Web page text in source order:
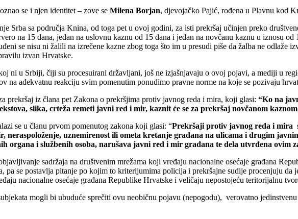
se i njen identitet – zove se Milena Borjan, djevojačko Pajić, rođena u Plavnu kod
Srba sa područja Knina, od toga pet u ovoj godini, za isti prekršaj učinjen preko
na 15 dana, jedan na uslovnu kaznu od 15 dana i jedan na novčanu kaznu u iznosu
se nisu ni žalili na izrečene kazne zbog toga što im u presudi piše da žalba ne odlaže
izvan Hrvatske.
ni u Srbiji, čiji su procesuirani državljani, još ne izjašnjavaju o ovoj pojavi, a mediji u
na adekvatnu reakciju svim pomenutim ponudimo pravne norme na koje se pozivaju
prekršaj iz člana pet Zakona o prekršjima protiv javnog reda i mira, koji glasi: “Ko na
slika, crteža remeti javni red i mir, kaznit će se za prekršaj novčanom
se u članu prvom pomenutog zakona koji glasi: “Prekršaji protiv javnog reda i mira
neraspoloženje, uznemirenost ili ometa kretanje građana na ulicama i drugim
organa i službenih osoba, narušava javni red i mir građana te dela utvrđena ovim
sadržaja na društvenim mrežama koji vređaju nacionalne osećaje građana
pa se postavlja pitanje po kojim to kriterijumima policija i prekršajne sudije procenjuju da
nacionalne osećaje građana Republike Hrvatske i veličaju nepostojeću teritorijalnu
mogli bi ubuduće sprečiti ovu neobičnu pojavu (nepogodu), verovatno jedinstvenu